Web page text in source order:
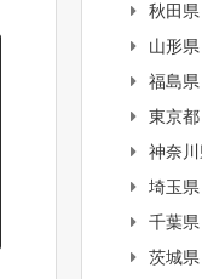
秋田県
山形県
福島県
東京都
神奈川
埼玉県
千葉県
茨城県